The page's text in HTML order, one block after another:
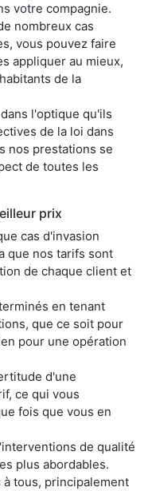
votre compagnie.
nombreux cas
vous pouvez faire
appliquer au mieux,
de la
l'optique qu'ils
de la loi dans
nos prestations se
de toutes les
prix
cas d'invasion
que nos tarifs sont
de chaque client et
en tenant
que ce soit pour
pour une opération
d'une
ce qui vous
fois que vous en
de qualité
plus abordables.
tous, principalement